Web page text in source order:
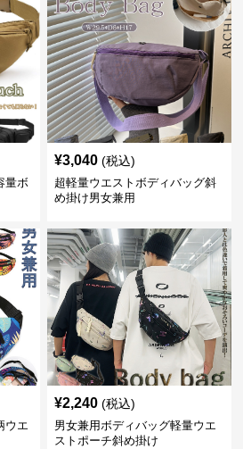
量ボ
¥3,040 (税込)
超軽量ウエストボディバッグ斜
め掛け男女兼用
ウエ
¥2,240 (税込)
男女兼用ボディバッグ軽量ウエ
ストポーチ斜め掛け